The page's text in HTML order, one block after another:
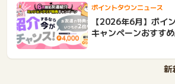
ポイントタウンニュース
【2026年6月】ポイ
キャンペーンおすす
新